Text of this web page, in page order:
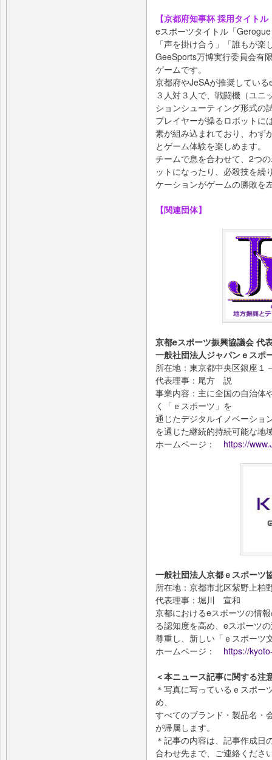
【京都府知事杯 採用タイト
eスポーツタイトル「
「声を掛け合う」「誰もが
GeeSports万博実行委員会有
ゲームです。
京都府やJeSAが推奨してい
３人対３人で、戦闘機（ユニ
ションシューティング形式の
プレイヤーが操るロボットに
素が組み込まれており、わず
とゲーム体験を楽しめます。
チームで息を合わせて、2つ
ットになったり、必殺技を繰
ケーションがゲームの勝敗を
【関連団体】
京都eスポーツ振興協議会 代
一般社団法人ジャパンｅスポ
所在地：東京都中央区銀座１
代表理事：尾方 説
事業内容：主に全国の自治体
く「ｅスポーツ」を
通じたデジタルイノベーショ
を通じた継続的持続可能な地
ホームページ： https://
一般社団法人京都ｅスポーツ
所在地：京都市北区紫野上柏
代表理事：堀川 宣和
京都におけるeスポーツの情
る認知度を高め、eスポーツ
尊重し、新しい「ｅスポーツ
ホームページ： https://
＜本ニュース記事に関する注
＊写真に写っているｅスポ
め、
すべてのブランド・製品名・
が帰属します。
＊記事の内容は、記事作成日
合わせ先まで、ご連絡くださ